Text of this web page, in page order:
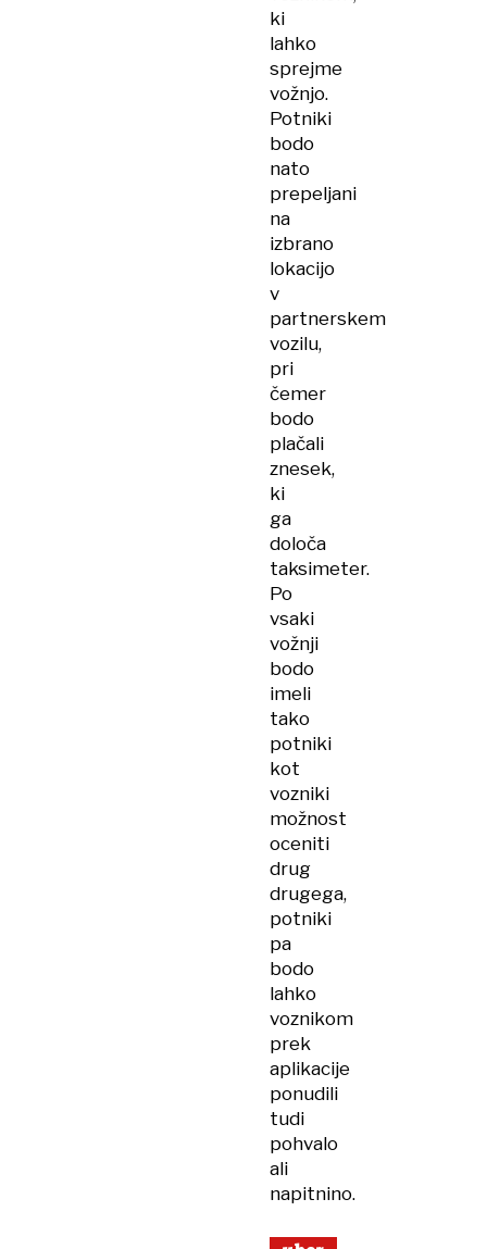
ki
lahko
sprejme
vožnjo.
Potniki
bodo
nato
prepeljani
na
izbrano
lokacijo
v
partnerskem
vozilu,
pri
čemer
bodo
plačali
znesek,
ki
ga
določa
taksimeter.
Po
vsaki
vožnji
bodo
imeli
tako
potniki
kot
vozniki
možnost
oceniti
drug
drugega,
potniki
pa
bodo
lahko
voznikom
prek
aplikacije
ponudili
tudi
pohvalo
ali
napitnino.